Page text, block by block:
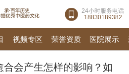
24小时服务电话
18830189382
视频专区 荣誉资质 医院展示
会产生怎样的影响？如